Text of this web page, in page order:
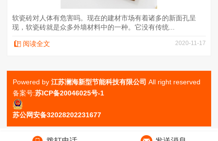
软瓷砖对人体有危害吗。现在的建材市场有着诸多的新面孔呈
现，软瓷砖就是众多外墙材料中的一种。它没有传统...
阅读全文 2020-11-17
Powered by 江苏澜海新型节能科技有限公司 All right reserved
备案号:苏ICP备20046025号-1
苏公网安备32028202231677